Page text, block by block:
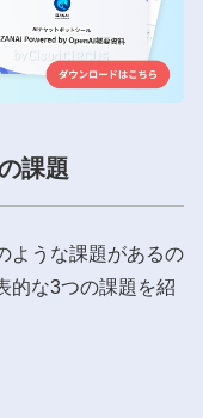
課題
ような課題があるの
的な3つの課題を紹